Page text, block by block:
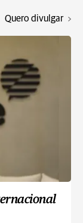
Quero divulgar